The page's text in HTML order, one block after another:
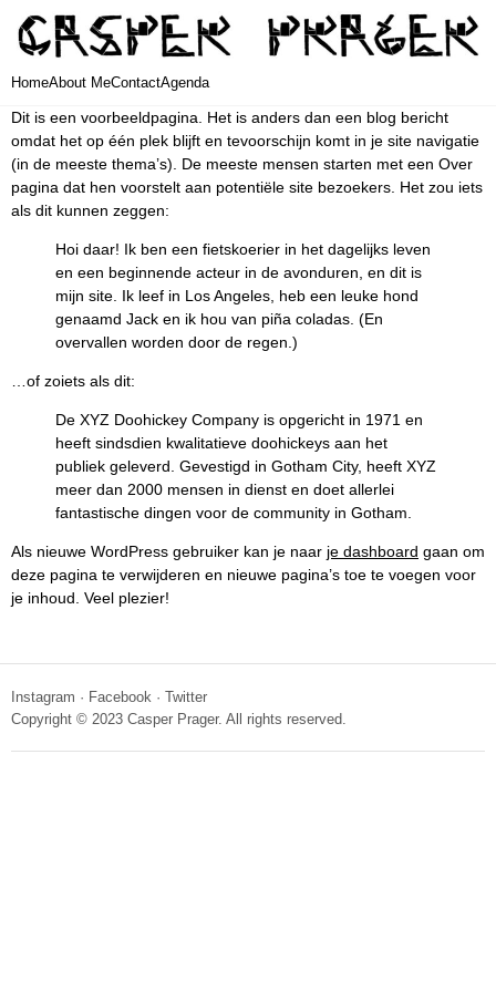
HomeAbout MeContactAgenda
Dit is een voorbeeldpagina. Het is anders dan een blog bericht
omdat het op één plek blijft en tevoorschijn komt in je site navigatie
(in de meeste thema’s). De meeste mensen starten met een Over
pagina dat hen voorstelt aan potentiële site bezoekers. Het zou iets
als dit kunnen zeggen:
Hoi daar! Ik ben een fietskoerier in het dagelijks leven
en een beginnende acteur in de avonduren, en dit is
mijn site. Ik leef in Los Angeles, heb een leuke hond
genaamd Jack en ik hou van piña coladas. (En
overvallen worden door de regen.)
…of zoiets als dit:
De XYZ Doohickey Company is opgericht in 1971 en
heeft sindsdien kwalitatieve doohickeys aan het
publiek geleverd. Gevestigd in Gotham City, heeft XYZ
meer dan 2000 mensen in dienst en doet allerlei
fantastische dingen voor de community in Gotham.
Als nieuwe WordPress gebruiker kan je naar je dashboard gaan om
deze pagina te verwijderen en nieuwe pagina’s toe te voegen voor
je inhoud. Veel plezier!
Instagram · Facebook · Twitter
Copyright © 2023 Casper Prager. All rights reserved.